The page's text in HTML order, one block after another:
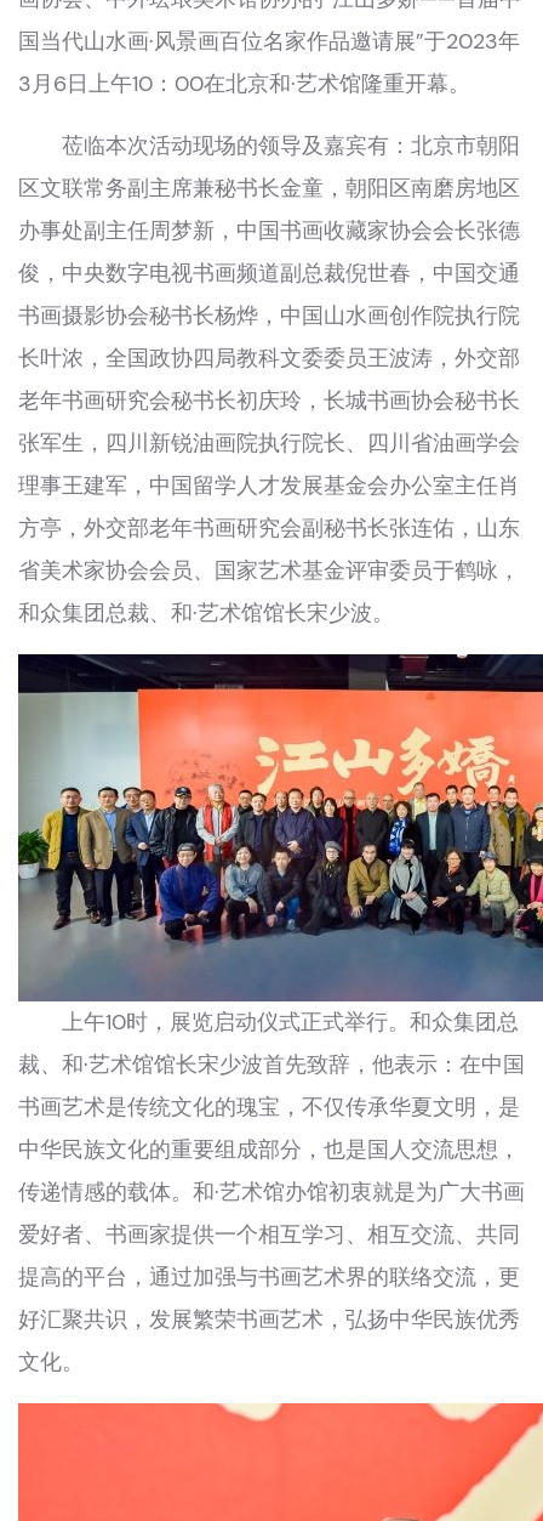
国当代山水画·风景画百位名家作品邀请展”于2023年
3月6日上午10：00在北京和·艺术馆隆重开幕。
莅临本次活动现场的领导及嘉宾有：北京市朝阳
区文联常务副主席兼秘书长金童，朝阳区南磨房地区
办事处副主任周梦新，中国书画收藏家协会会长张德
俊，中央数字电视书画频道副总裁倪世春，中国交通
书画摄影协会秘书长杨烨，中国山水画创作院执行院
长叶浓，全国政协四局教科文委委员王波涛，外交部
老年书画研究会秘书长初庆玲，长城书画协会秘书长
张军生，四川新锐油画院执行院长、四川省油画学会
理事王建军，中国留学人才发展基金会办公室主任肖
方亭，外交部老年书画研究会副秘书长张连佑，山东
省美术家协会会员、国家艺术基金评审委员于鹤咏，
和众集团总裁、和·艺术馆馆长宋少波。
上午10时，展览启动仪式正式举行。和众集团总
裁、和·艺术馆馆长宋少波首先致辞，他表示：在中国
书画艺术是传统文化的瑰宝，不仅传承华夏文明，是
中华民族文化的重要组成部分，也是国人交流思想，
传递情感的载体。和·艺术馆办馆初衷就是为广大书画
爱好者、书画家提供一个相互学习、相互交流、共同
提高的平台，通过加强与书画艺术界的联络交流，更
好汇聚共识，发展繁荣书画艺术，弘扬中华民族优秀
文化。